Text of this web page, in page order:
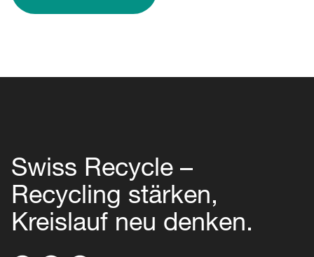
Swiss Recycle –
Recycling stärken,
Kreislauf neu denken.